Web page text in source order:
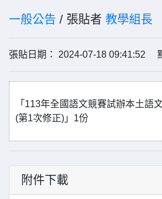
一般公告 / 張貼者 教學組長
張貼日期： 2024-07-18 09:41:52
「113年全國語文競賽試辦本土語
(第1次修正)」1份
附件下載